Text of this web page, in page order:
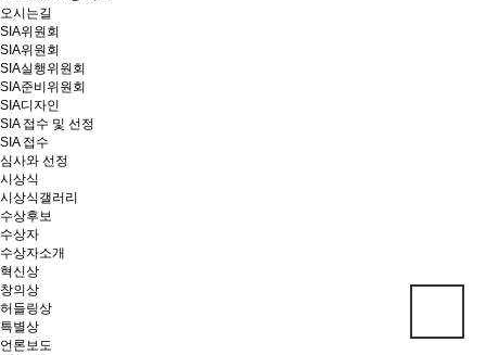
오시는길
SIA위원회
SIA위원회
SIA실행위원회
SIA준비위원회
SIA디자인
SIA 접수 및 선정
SIA 접수
심사와 선정
시상식
시상식갤러리
수상후보
수상자
수상자소개
혁신상
창의상
허들링상
특별상
언론보도